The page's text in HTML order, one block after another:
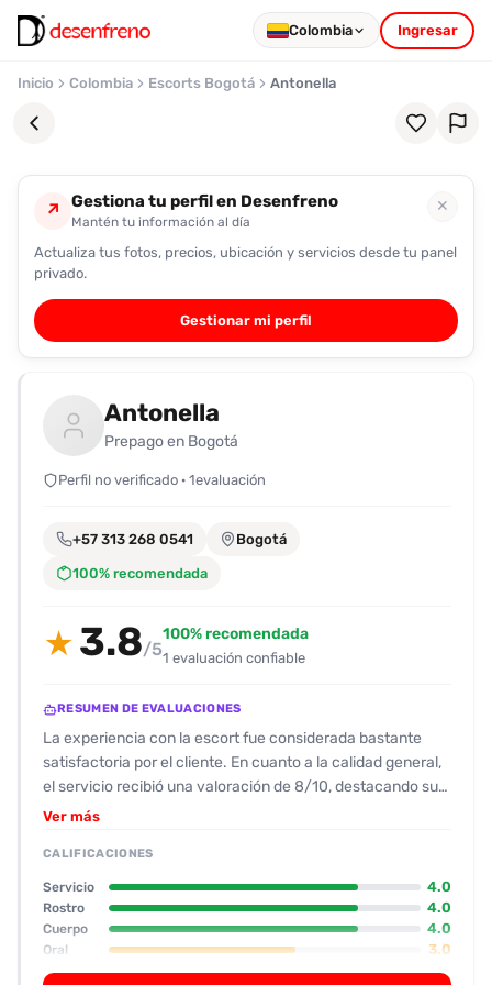
Colombia Ingresar
Inicio Colombia Escorts Bogotá Antonella
Favoritos
Pronto
podrás
registrarte
guardar
favoritas
para
fácilmente.
↗ Gestiona tu perfil en Desenfreno
Mantén tu información al día
✕
Actualiza tus fotos, precios, ubicación y servicios desde tu panel
privado.
Gestionar mi perfil
Antonella
Prepago en Bogotá
Perfil no verificado · 1evaluación
+57 313 268 0541 Bogotá
100% recomendada
★ 3.8/5
100% recomendada
1 evaluación confiable
RESUMEN DE EVALUACIONES
La experiencia con la escort fue considerada bastante
satisfactoria por el cliente. En cuanto a la calidad general,
el servicio recibió una valoración de 8/10, destacando su
cumplimiento y amabilidad. Se percibe que la escort se
WhatsApp, enviando audios que mostraron un tono
respetuoso y amable. En cuanto a su físico, se describió
como bajita, con una “culoncita” que facilitó la relación y
se le calificó con un 8 en ambos aspectos (físico y rostro).
Se destacó que su apariencia era acorde a las fotos y que
olía bien, lo cual fue positivo. Su actitud fue descrita como
Ver más
CALIFICACIONES
Servicio 4.0
Rostro 4.0
Cuerpo 4.0
Oral 3.0